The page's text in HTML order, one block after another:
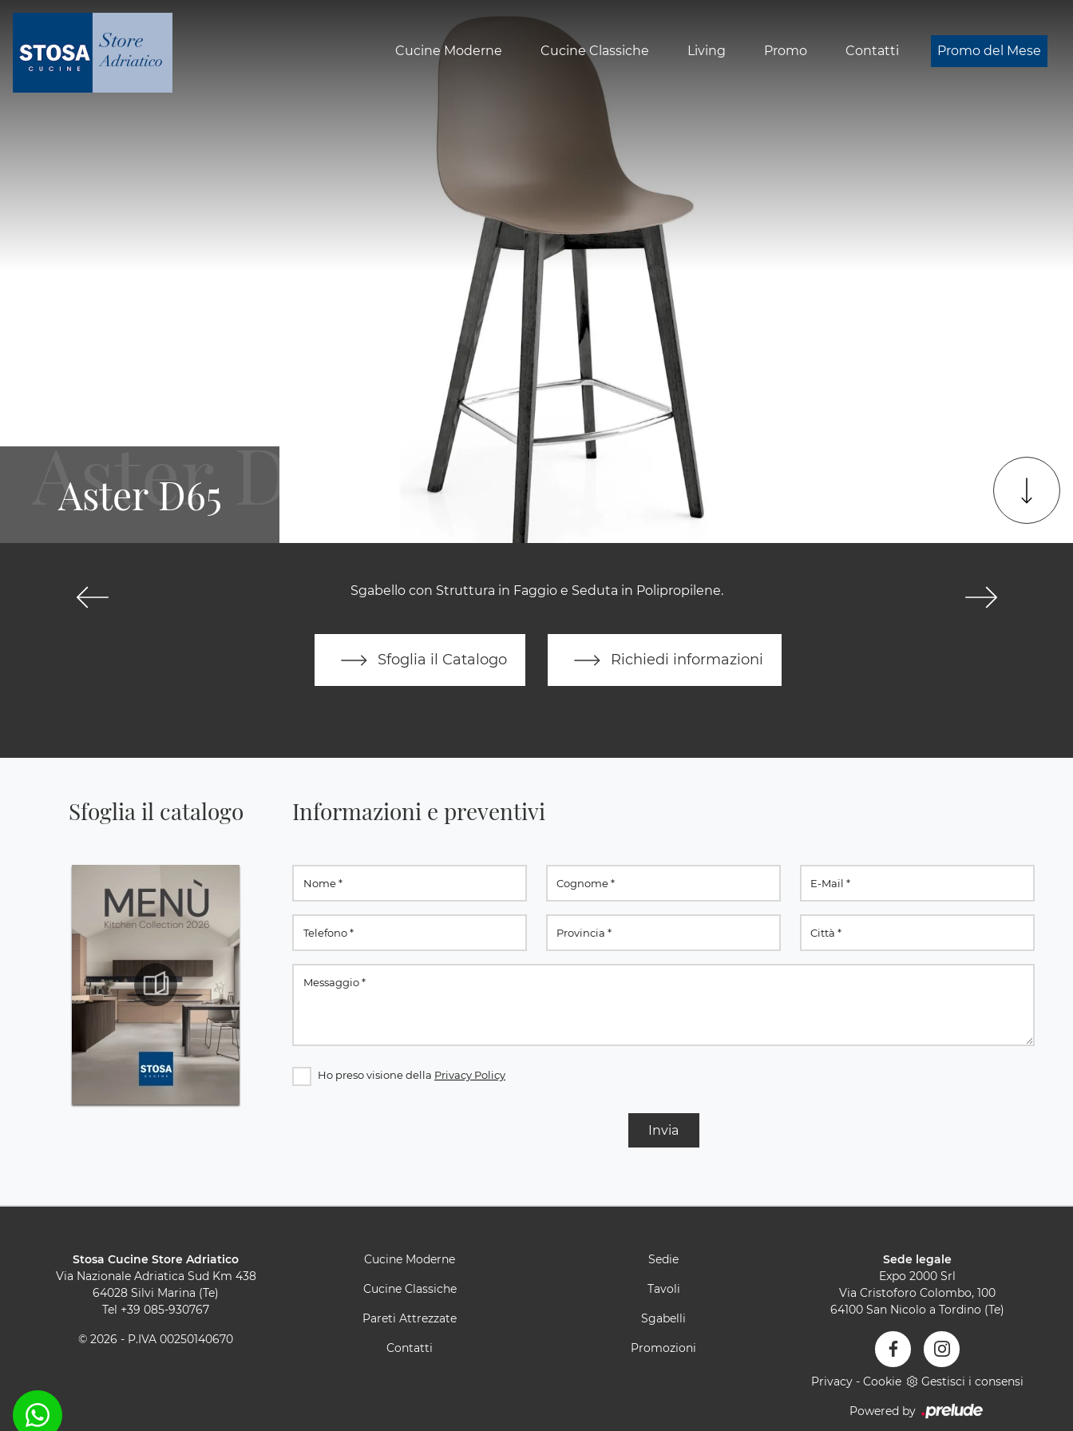
Cucine Moderne Cucine Classiche Living Promo Contatti Promo del Mese
Sgabello con Struttura in Faggio e Seduta in Polipropilene.
Sfoglia il Catalogo Richiedi informazioni
Aster D65
Sfoglia il catalogo Informazioni e preventivi
Ho preso visione della Privacy Policy
Invia
Stosa Cucine Store Adriatico
Via Nazionale Adriatica Sud Km 438
64028 Silvi Marina (Te)
Tel +39 085-930767
© 2026 - P.IVA 00250140670
Cucine Moderne
Cucine Classiche
Pareti Attrezzate
Contatti
Sedie
Tavoli
Sgabelli
Promozioni
Sede legale
Expo 2000 Srl
Via Cristoforo Colombo, 100
64100 San Nicolo a Tordino (Te)
Privacy - Cookie Gestisci i consensi
Powered by